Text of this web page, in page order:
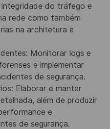
do tráfego e
rede como também
na architetura e
Monitorar logs e
e implementar
de segurança.
Elaborar e manter
além de produzir
e
de segurança.